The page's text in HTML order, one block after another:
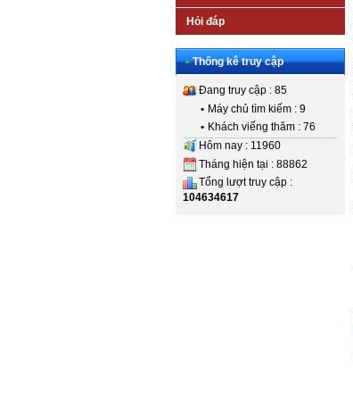
Hỏi đáp
• Thống kê truy cập
Đang truy cập : 85
• Máy chủ tìm kiếm : 9
• Khách viếng thăm : 76
Hôm nay : 11960
Tháng hiện tại : 88862
Tổng lượt truy cập :
104634617